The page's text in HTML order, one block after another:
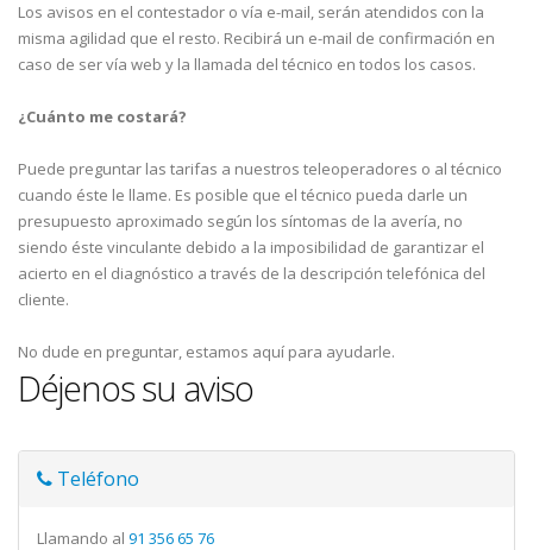
Los avisos en el contestador o vía e-mail, serán atendidos con la
misma agilidad que el resto. Recibirá un e-mail de confirmación en
caso de ser vía web y la llamada del técnico en todos los casos.
¿Cuánto me costará?
Puede preguntar las tarifas a nuestros teleoperadores o al técnico
cuando éste le llame. Es posible que el técnico pueda darle un
presupuesto aproximado según los síntomas de la avería, no
siendo éste vinculante debido a la imposibilidad de garantizar el
acierto en el diagnóstico a través de la descripción telefónica del
cliente.
No dude en preguntar, estamos aquí para ayudarle.
Déjenos su aviso
Teléfono
Llamando al 91 356 65 76